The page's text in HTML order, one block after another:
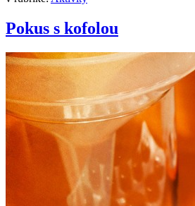
Pokus s kofolou